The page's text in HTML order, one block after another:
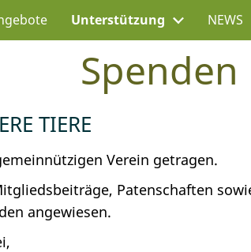
Unterstützung NEWS
Spenden
TIERE
Verein getragen.
Patenschaften
angewiesen.